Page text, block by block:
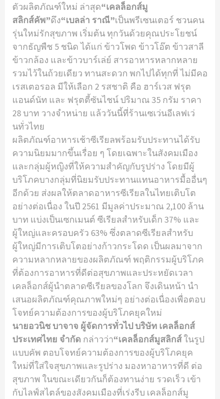
ตัวผลิตภัณฑ์ใหม่ ล่าสุด“เคลล็อกส์มู
สลิกส์คัพ”ดึง“เบลล่า ราณี”เป็นพรีเซนเตอร์ ชวนคน
รุ่นใหม่รักสุขภาพ เริ่มต้น ทุกวันด้วยคุณประโยชน์
จากธัญพืช 5 ชนิด ได้แก่ ข้าวโพด ข้าวโอ๊ต ข้าวสาลี
ข้าวกล้อง และข้าวบาร์เล่ย์ สารอาหารหลากหลาย
รวมไว้ในถ้วยเดียว ทานสะดวก พกไปได้ทุกที่ ไม่มีคอ
เรสเตอรอล มีให้เลือก 2 รสชาติ คือ ฮาร์เวส ฟรุต
แอนด์นัท และ ฟรุตตี้ซันไชน์ ปริมาณ 35 กรัม ราคา
28 บาท วางจําหน่าย แล้ววันนี้ที่ร้านเซเว่นอีเลฟเว่
นทั่วไทย
ผลิตภัณฑ์อาหารเช้าซีเรียลพร้อมรับประทานได้รับ
ความนิยมมากขึ้นเรื่อย ๆ โดยเฉพาะในสังคมเมือง
และกลุ่มผู้หญิงที่ให้ความสําคัญกับรูปร่าง โดยมีผู้
บริโภคบางกลุ่มที่นิยมรับประทานแทนอาหารมื้ออื่นๆ
อีกด้วย ส่งผลให้ตลาดอาหารซีเรียลในไทยเติบโต
อย่างต่อเนื่อง ในปี 2561 มีมูลค่าประมาณ 2,100 ล้าน
บาท แบ่งเป็นเซกเมนต์ ซีเรียลสําหรับเด็ก 37% และ
ผู้ใหญ่และครอบครัว 63% ซึ่งตลาดซีเรียลสําหรับ
ผู้ใหญ่มีการเติบโตอย่างก้าวกระโดด เป็นผลมาจาก
ความหลากหลายของผลิตภัณฑ์ พฤติกรรมผู้บริโภค
ที่ต้องการอาหารที่ดีต่อสุขภาพและประหยัดเวลา
เคลล็อกส์ผู้นําตลาดซีเรียลของโลก จึงเดินหน้า นํา
เสนอผลิตภัณฑ์คุณภาพใหม่ๆ อย่างต่อเนื่องเพื่อตอบ
โจทย์ความต้องการของผู้บริโภคยุคใหม่
นายอวนิช บาจาจ ผู้จัดการทั่วไป บริษัท เคลล็อกส์
ประเทศไทย จํากัด กล่าวว่า“เคลล็อกส์มูสลิกส์ในรูป
แบบคัพ ตอบโจทย์ความต้องการของผู้บริโภคยุค
ใหม่ที่ใส่ใจสุขภาพและรูปร่าง มองหาอาหารที่ดี ต่อ
สุขภาพ ในขณะเดียวกันก็ต้องทานง่าย รวดเร็ว เข้า
กับไลฟ์สไตล์ของสังคมเมืองที่เร่งรีบ เคลล็อกส์มู